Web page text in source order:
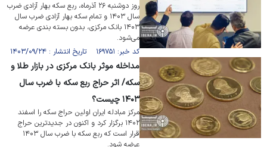
روز دوشنبه ۲۶ آذر‌ماه، ربع سکه بهار آزادی ضرب
سال ۱۴۰۳ و تمام سکه بهار آزادی ضرب سال
۱۴۰۳ بانک مرکزی، بدون بسته بندی عرضه
می‌شود.
کد خبر: ۱۶۹۷۵۱ تاریخ انتشار : ۱۴۰۳/۰۹/۲۴
مداخله موثر بانک مرکزی در بازار طلا و
سکه/ اثر حراج ربع سکه با ضرب سال
۱۴۰۳ چیست؟
مرکز مبادله ایران اولین حراج سکه را اسفند
۱۴۰۲ برگزار کرد و اکنون در جدیدترین حراج
قرار است که ربع سکه با ضرب سال ۱۴۰۳
عرضه شود.